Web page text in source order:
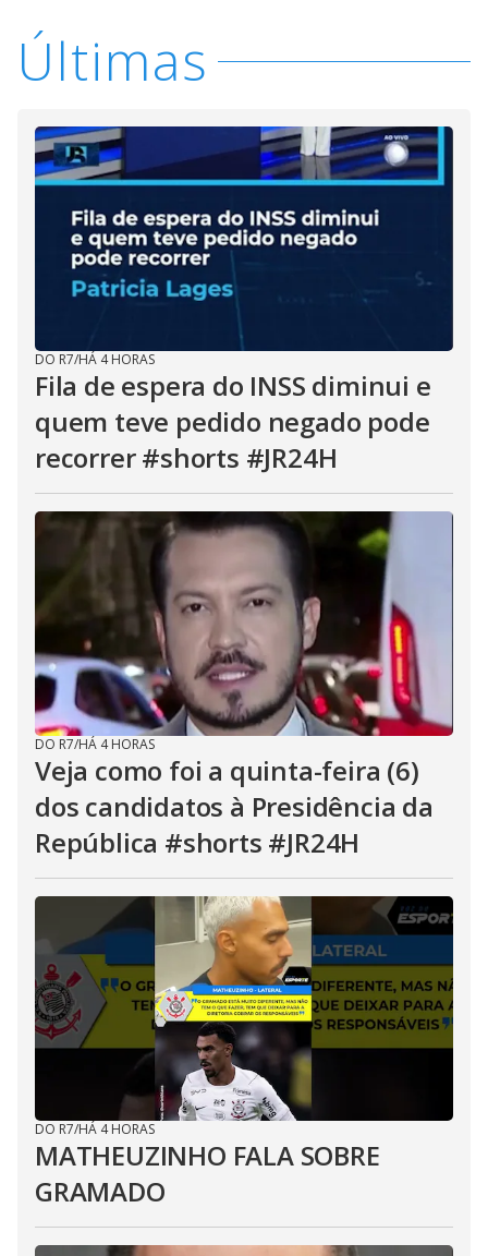
Últimas
DO R7/HÁ 4 HORAS
Fila de espera do INSS diminui e
quem teve pedido negado pode
recorrer #shorts #JR24H
DO R7/HÁ 4 HORAS
Veja como foi a quinta-feira (6)
dos candidatos à Presidência da
República #shorts #JR24H
DO R7/HÁ 4 HORAS
MATHEUZINHO FALA SOBRE
GRAMADO